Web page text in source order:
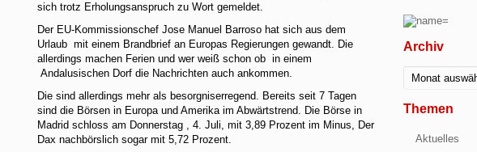
Archiv
Archiv
Themen
Aktuelles
sich trotz Erholungsanspruch zu Wort gemeldet.
Der EU-Kommissionschef Jose Manuel Barroso hat sich aus dem
Urlaub mit einem Brandbrief an Europas Regierungen gewandt. Die
allerdings machen Ferien und wer weiß schon ob in einem
Andalusischen Dorf die Nachrichten auch ankommen.
Die sind allerdings mehr als besorgniserregend. Bereits seit 7 Tagen
sind die Börsen in Europa und Amerika im Abwärtstrend. Die Börse in
Madrid schloss am Donnerstag , 4. Juli, mit 3,89 Prozent im Minus, Der
Dax nachbörslich sogar mit 5,72 Prozent.